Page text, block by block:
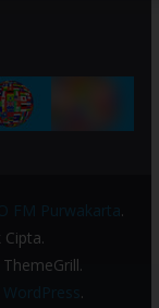
FM Purwakarta.
Cipta.
WordPress .